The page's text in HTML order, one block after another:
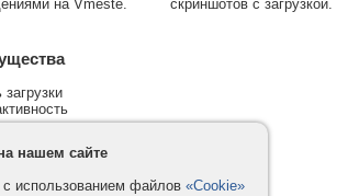
на Vmeste.
скриншотов с загрузкой.
нашем сайте
использованием файлов «Cookie»